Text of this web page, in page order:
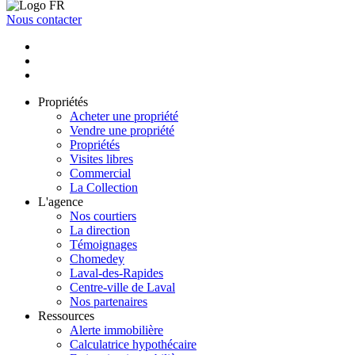
Nous contacter
Propriétés
Acheter une propriété
Vendre une propriété
Propriétés
Visites libres
Commercial
La Collection
L'agence
Nos courtiers
La direction
Témoignages
Chomedey
Laval-des-Rapides
Centre-ville de Laval
Nos partenaires
Ressources
Alerte immobilière
Calculatrice hypothécaire